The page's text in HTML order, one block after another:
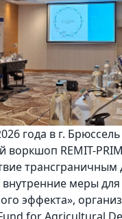
года в г.
воркшоп REMIT-
меры для
эффекта»,